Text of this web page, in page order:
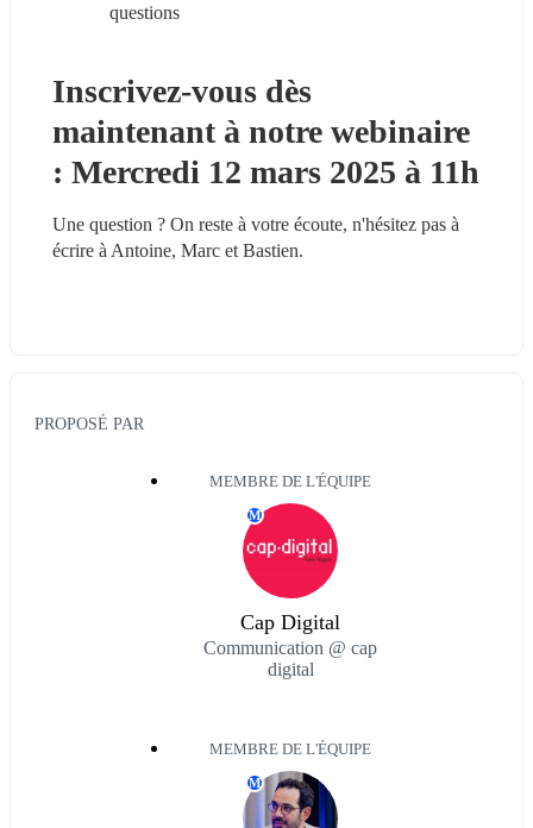
questions
Inscrivez-vous dès
maintenant à notre webinaire
: Mercredi 12 mars 2025 à 11h
Une question ? On reste à votre écoute, n'hésitez pas à
écrire à Antoine, Marc et Bastien.
PROPOSÉ PAR
MEMBRE DE L'ÉQUIPE
M
Cap Digital
Communication @ cap
digital
MEMBRE DE L'ÉQUIPE
M